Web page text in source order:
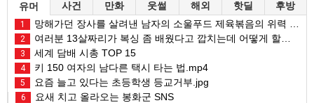
유머 사건 만화 웃썰 해외 핫딜 후방
1 망해가던 장사를 살려낸 남자의 소울푸드 제육볶음의 위력 ㅋㅋ
2 여러분 13살짜리가 복싱 좀 배웠다고 깝치는데 어떻게 할까요?
3 세계 담배 시총 TOP 15
4 키 150 여자의 남다른 택시 타는 법.mp4
5 요즘 늘고 있다는 초등학생 등교거부.jpg
6 요새 치고 올라오는 봉화군 SNS